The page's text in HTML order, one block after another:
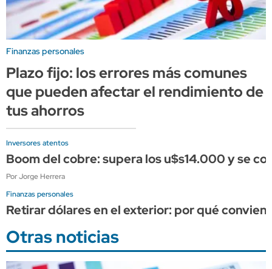
Finanzas personales
Plazo fijo: los errores más comunes
que pueden afectar el rendimiento de
tus ahorros
Inversores atentos
Boom del cobre: supera los u$s14.000 y se
Por Jorge Herrera
Finanzas personales
Retirar dólares en el exterior: por qué
Otras noticias